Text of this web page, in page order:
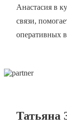
Анастасия в
связи,
оперативных
Татьяна